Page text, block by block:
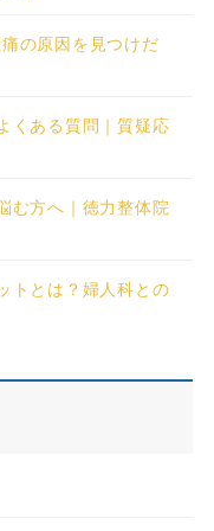
の原因を見つけだ
くある質問｜質疑応
む方へ｜徳力整体院
トとは？婦人科との